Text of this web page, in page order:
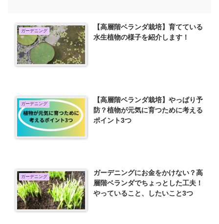
ガーデニング
【高層階ベランダ栽培】育てている
水生植物の様子を紹介します！
ガーデニング
【高層階ベランダ栽培】やっぱり予
防？植物が元気に育つために考える
ポイント3つ
ガーデニング
ガーデニングにお金をかけない？高
層階ベランダでちょっとした工夫！
やっていること、したいこと3つ